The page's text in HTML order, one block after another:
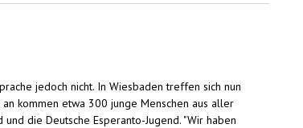
jedoch nicht. In Wiesbaden treffen sich nun
kommen etwa 300 junge Menschen aus aller
die Deutsche Esperanto-Jugend. "Wir haben